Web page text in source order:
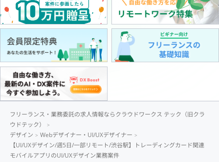
フリーランス・業務委託の求人情報ならクラウドワークス テック（旧クラ
ウドテック）
デザイン
Webデザイナー・UI/UXデザイナー
【UI/UXデザイン/週5日/一部リモート/渋谷駅】トレーディングカード関連
モバイルアプリのUI/UXデザイン業務案件